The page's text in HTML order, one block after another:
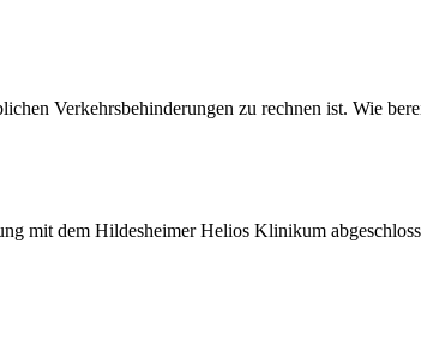
Verkehrsbehinderungen zu rechnen ist. Wie
mit dem Hildesheimer Helios Klinikum